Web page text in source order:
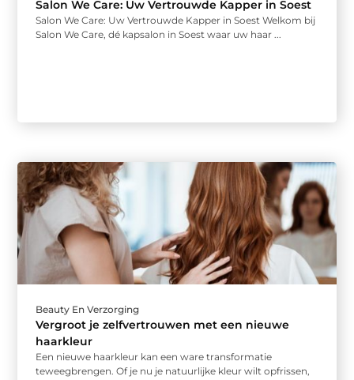
Salon We Care: Uw Vertrouwde Kapper in Soest
Salon We Care: Uw Vertrouwde Kapper in Soest Welkom bij
Salon We Care, dé kapsalon in Soest waar uw haar ...
Beauty En Verzorging
Vergroot je zelfvertrouwen met een nieuwe
haarkleur
Een nieuwe haarkleur kan een ware transformatie
teweegbrengen. Of je nu je natuurlijke kleur wilt opfrissen,